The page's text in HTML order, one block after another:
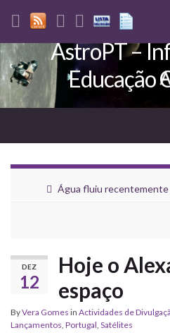
Search for:
AstroPT –
Educação
Água fluiu
DEZ
12
Hoje o
espaço
ByVera Gomes in Actividades de
Lançamentos, Portugal, Satélites